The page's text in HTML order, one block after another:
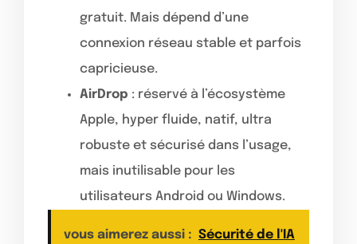
gratuit. Mais dépend d’une
connexion réseau stable et parfois
capricieuse.
AirDrop : réservé à l’écosystème
Apple, hyper fluide, natif, ultra
robuste et sécurisé dans l’usage,
mais inutilisable pour les
utilisateurs Android ou Windows.
vous aimerez aussi : Sécurité de l'IA